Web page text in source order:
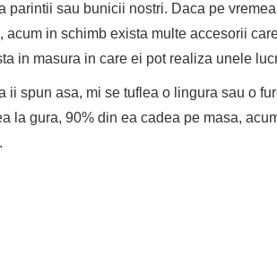
parintii sau bunicii nostri. Daca pe
acum in schimb exista multe accesorii
in masura in care ei pot realiza unele
ii spun asa, mi se tuflea o lingura sau o
la gura, 90% din ea cadea pe masa,